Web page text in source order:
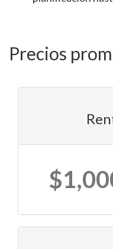
Precios